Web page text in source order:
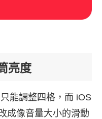
亮度
能調整四格，而 iOS
成像音量大小的滑動